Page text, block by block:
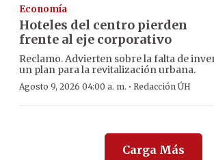
Economía
Hoteles del centro pierden
frente al eje corporativo
Reclamo. Advierten sobre la falta de
un plan para la revitalización urbana.
Agosto 9, 2026 04:00 a. m. · Redacción ÚH
Carga Más